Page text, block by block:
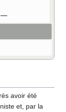
—
avoir été
et, par la